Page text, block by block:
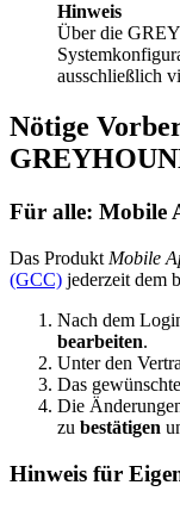
Hinweis
Über die
ausschließlich
Nötige
Für alle: Mobile
Das Produkt Mobile
(GCC) jederzeit dem
Nach dem
bearbeiten.
Unter den
Das gewünschte
Die
zu bestätigen
Hinweis für